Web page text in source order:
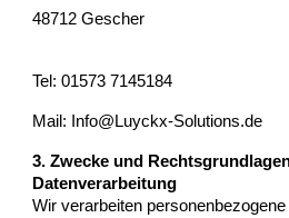
48712 Gescher
Tel: 01573 7145184
Mail: Info@Luyckx-Solutions.de
3. Zwecke und
Datenverarbeitung
Wir verarbeiten